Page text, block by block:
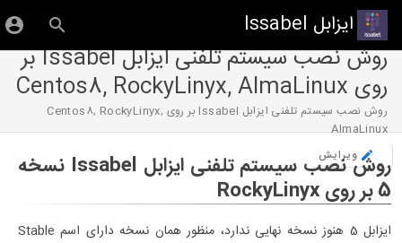
ایزابل Issabel
روش نصب سیستم تلفنی ایزابل Issabel بر
روی Centos8, RockyLinyx, AlmaLinux
روش نصب سیستم تلفنی ایزابل Issabel بر روی Centos8, RockyLinyx,
AlmaLinux
ویرایش
روش نصب سیستم تلفنی ایزابل Issabel نسخه
5 بر روی RockyLinyx
ایزابل 5 هنوز نسخه نهایی ندارد، منظور همان نسخه دارای اسم Stable